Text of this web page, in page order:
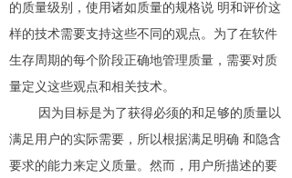
联系我们
的质量级别，使用诸如质量的规格说 明和评价这
样的技术需要支持这些不同的观点。为了在软件
生存周期的每个阶段正确地管理质量，需要对质
量定义这些观点和相关技术。
因为目标是为了获得必须的和足够的质量以
满足用户的实际需要，所以根据满足明确 和隐含
要求的能力来定义质量。然而，用户所描述的要